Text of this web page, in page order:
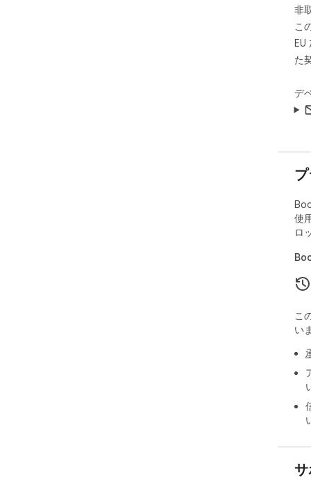
デ
非
こ
EU
た
使
ロ
こ
い